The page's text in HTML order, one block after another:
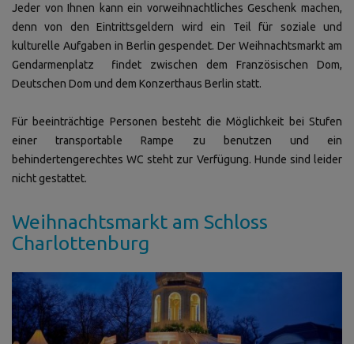
Jeder von Ihnen kann ein vorweihnachtliches Geschenk machen,
denn von den Eintrittsgeldern wird ein Teil für soziale und
kulturelle Aufgaben in Berlin gespendet. Der Weihnachtsmarkt am
Gendarmenplatz findet zwischen dem Französischen Dom,
Deutschen Dom und dem Konzerthaus Berlin statt.
Für beeinträchtige Personen besteht die Möglichkeit bei Stufen
einer transportable Rampe zu benutzen und ein
behindertengerechtes WC steht zur Verfügung. Hunde sind leider
nicht gestattet.
Weihnachtsmarkt am Schloss
Charlottenburg